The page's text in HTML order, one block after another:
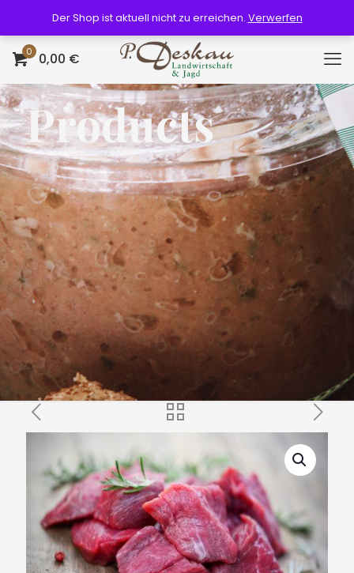
0 0,00 €
Products
Der Shop ist aktuell nicht zu erreichen. Verwerfen